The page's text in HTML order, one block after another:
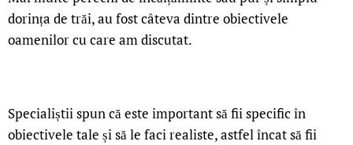
dorința de trăi, au fost câteva dintre obiectivele
oamenilor cu care am discutat.
Specialiștii spun că este important să fii specific în
obiectivele tale și să le faci realiste, astfel încat să fii